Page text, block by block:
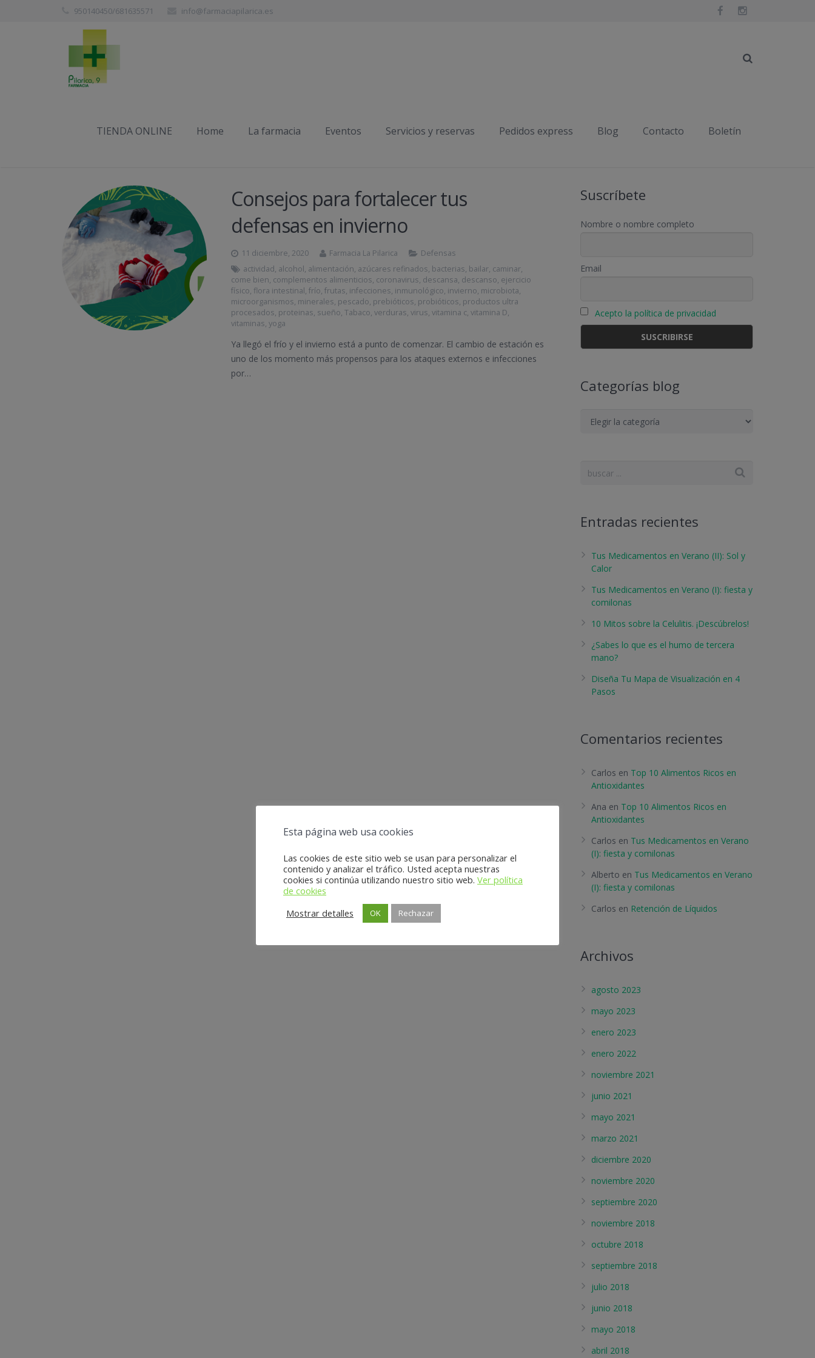
950140450/681635571 info@farmaciapilarica.es
TIENDA ONLINE Home La farmacia Eventos Servicios y reservas Pedidos express Blog Contacto Boletín
Etiqueta:frutas
Consejos para fortalecer tus
defensas en invierno
11 diciembre, 2020 Farmacia La Pilarica
Defensas
actividad, alcohol, alimentación, azúcares refinados, bacterias, bailar, caminar,
come bien, complementos alimenticios, coronavirus, descansa, descanso, ejercicio
físico, flora intestinal,frío,frutas, infecciones, inmunológico, invierno, microbiota,
microorganismos, minerales, pescado, prebióticos, probióticos, productos ultra
procesados, proteinas, sueño,Tabaco,verduras,virus,vitamina c,vitamina D,
vitaminas,yoga
Ya llegó el frío y el invierno está a punto de comenzar. El cambio de estación es
uno de los momento más propensos para los ataques externos e infecciones
por…
Suscríbete
Nombre o nombre completo
Email
Acepto la política de privacidad
Categorías blog
Categorías
Entradas recientes
Tus Medicamentos en Verano (II): Sol y
Calor
Tus Medicamentos en Verano (I): fiesta y
comilonas
10 Mitos sobre la Celulitis. ¡Descúbrelos!
¿Sabes lo que es el humo de tercera
mano?
Diseña Tu Mapa de Visualización en 4
Pasos
Comentarios recientes
Carlos en Top 10 Alimentos Ricos en
Antioxidantes
Ana en Top 10 Alimentos Ricos en
Antioxidantes
Carlos en Tus Medicamentos en Verano
(I): fiesta y comilonas
Alberto en Tus Medicamentos en Verano
(I): fiesta y comilonas
Carlos en Retención de Líquidos
Archivos
agosto 2023
mayo 2023
enero 2023
enero 2022
noviembre 2021
junio 2021
mayo 2021
marzo 2021
diciembre 2020
noviembre 2020
septiembre 2020
noviembre 2018
octubre 2018
septiembre 2018
julio 2018
junio 2018
mayo 2018
abril 2018
Esta página web usa cookies
Las cookies de este sitio web se usan para personalizar el
contenido y analizar el tráfico. Usted acepta nuestras
cookies si continúa utilizando nuestro sitio web. Ver política
de cookies
Mostrar detalles
OK Rechazar